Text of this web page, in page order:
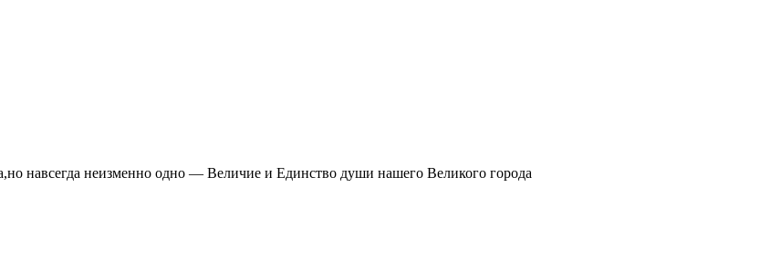
навсегда неизменно одно — Величие и Единство души нашего Великого города